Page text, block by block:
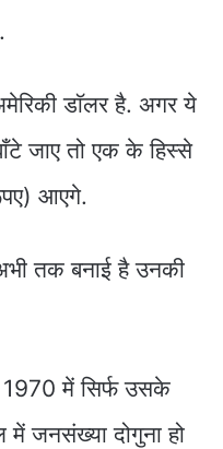
डाॅलर है. अगर ये
जाए तो एक के हिस्से
आएगे.
तक बनाई है उनकी
में सिर्फ उसके
जनसंख्या दोगुना हो